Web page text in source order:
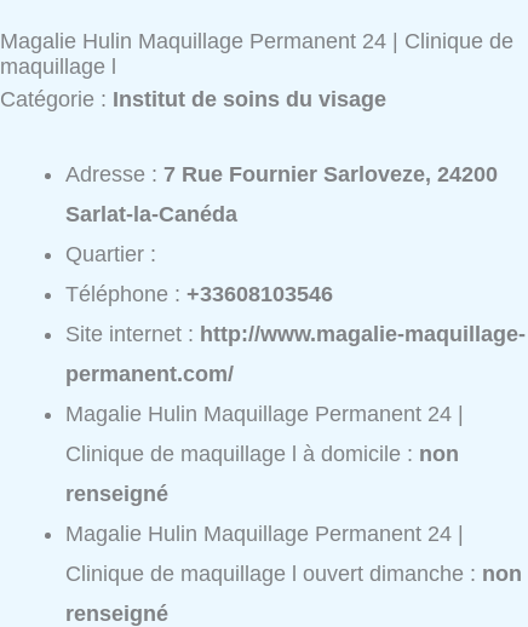
Magalie Hulin Maquillage Permanent 24 | Clinique de
maquillage l
Catégorie : Institut de soins du visage
Adresse :7 Rue Fournier Sarloveze, 24200
Sarlat-la-Canéda
Quartier :
Téléphone :+33608103546
Site internet : http://www.magalie-maquillage-
permanent.com/
Magalie Hulin Maquillage Permanent 24 |
Clinique de maquillage l à domicile : non
renseigné
Magalie Hulin Maquillage Permanent 24 |
Clinique de maquillage l ouvert dimanche : non
renseigné